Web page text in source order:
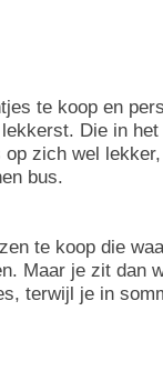
te koop en
Die in
op zich wel
bus.
te koop die
Maar je zit dan
terwijl je in